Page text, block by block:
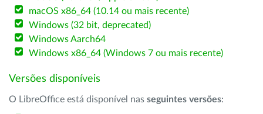
macOS x86_64 (10.14 ou mais recente)
Windows (32 bit, deprecated)
Windows Aarch64
Windows x86_64 (Windows 7 ou mais recente)
Versões disponíveis
O LibreOffice está disponível nas seguintes versões: